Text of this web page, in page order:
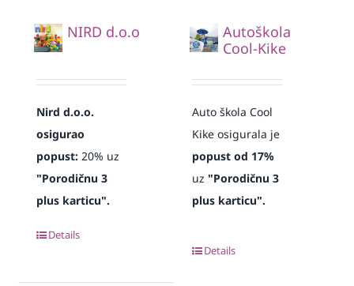
NIRD d.o.o
Nird d.o.o.
osigurao
popust:20% uz
"Porodičnu 3
plus karticu".
Details
Autoškola
Cool-Kike
Auto škola Cool
Kike osigurala je
popust od 17%
uz"Porodičnu 3
plus karticu".
Details